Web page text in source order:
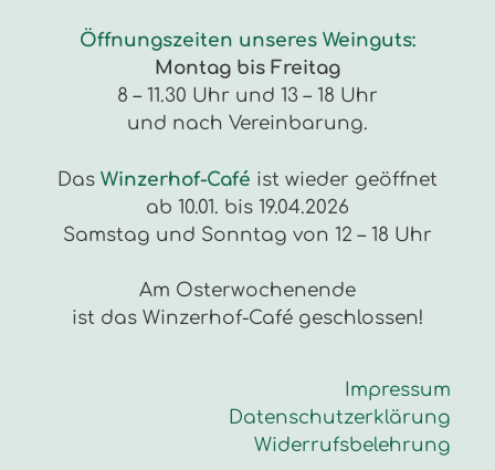
Öffnungszeiten unseres Weinguts:
Montag bis Freitag
8 – 11.30 Uhr und 13 – 18 Uhr
und nach Vereinbarung.
Das Winzerhof-Café ist wieder geöffnet
ab 10.01. bis 19.04.2026
Samstag und Sonntag von 12 – 18 Uhr
Am Osterwochenende
ist das Winzerhof-Café geschlossen!
Impressum
Datenschutzerklärung
Widerrufsbelehrung